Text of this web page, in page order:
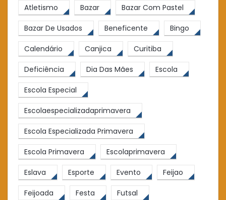
Atletismo Bazar Bazar Com Pastel
Bazar De Usados Beneficente Bingo
Calendário Canjica Curitiba
Deficiência Dia Das Mães Escola
Escola Especial
Escolaespecializadaprimavera
Escola Especializada Primavera
Escola Primavera Escolaprimavera
Eslava Esporte Evento Feijao
Feijoada Festa Futsal